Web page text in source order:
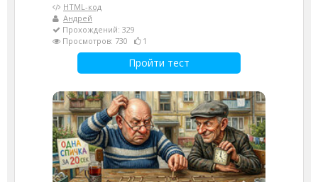
HTML-код
Андрей
Прохождений: 329
Просмотров: 730
1
Пройти тест